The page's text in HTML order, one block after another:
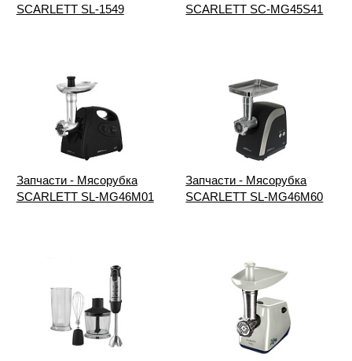
SCARLETT SL-1549
SCARLETT SC-MG45S41
Запчасти - Мясорубка
SCARLETT SL-MG46M01
Запчасти - Мясорубка
SCARLETT SL-MG46M60